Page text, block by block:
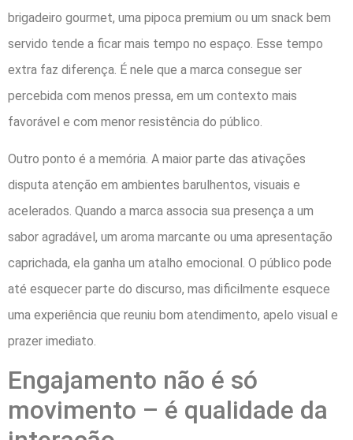
brigadeiro gourmet, uma pipoca premium ou um snack bem
servido tende a ficar mais tempo no espaço. Esse tempo
extra faz diferença. É nele que a marca consegue ser
percebida com menos pressa, em um contexto mais
favorável e com menor resistência do público.
Outro ponto é a memória. A maior parte das ativações
disputa atenção em ambientes barulhentos, visuais e
acelerados. Quando a marca associa sua presença a um
sabor agradável, um aroma marcante ou uma apresentação
caprichada, ela ganha um atalho emocional. O público pode
até esquecer parte do discurso, mas dificilmente esquece
uma experiência que reuniu bom atendimento, apelo visual e
prazer imediato.
Engajamento não é só
movimento – é qualidade da